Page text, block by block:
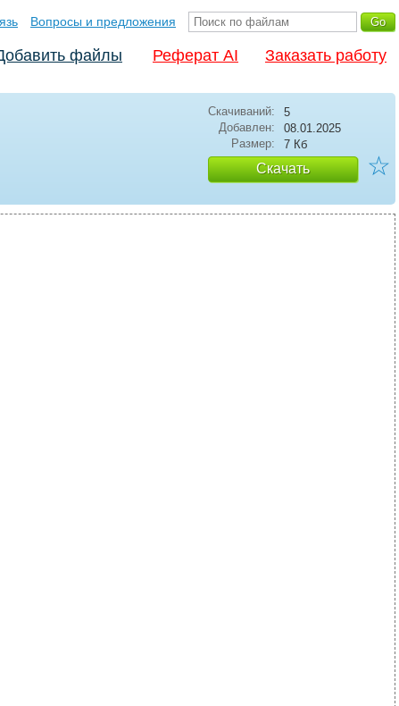
Вопросы и предложения
файлы Реферат AI Заказать работу
Скачиваний:
5
Добавлен:
08.01.2025
Размер:
7 Кб
Скачать ☆